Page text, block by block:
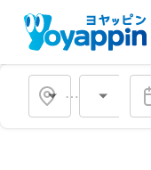
会場